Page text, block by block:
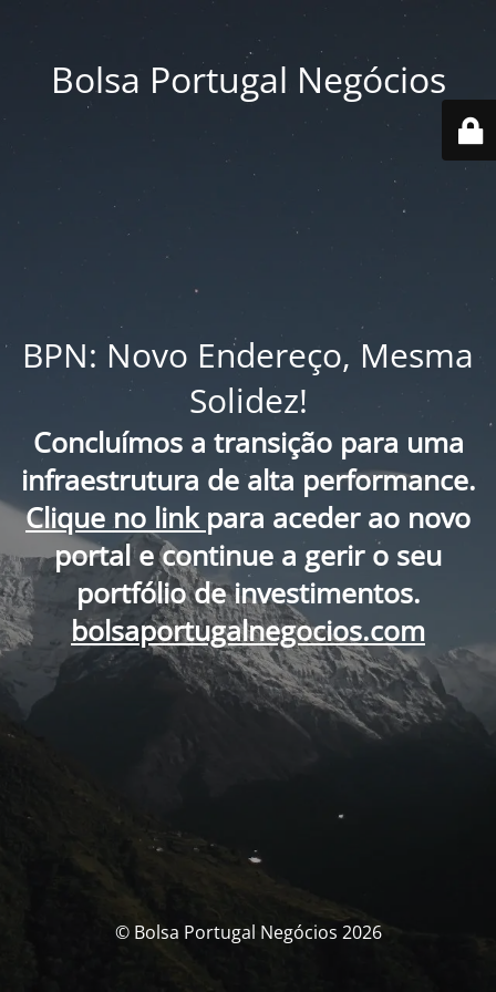
Bolsa Portugal Negócios
BPN: Novo Endereço, Mesma
Solidez!
Concluímos a transição para uma
infraestrutura de alta performance.
Clique no link para aceder ao novo
portal e continue a gerir o seu
portfólio de investimentos.
bolsaportugalnegocios.com
© Bolsa Portugal Negócios 2026